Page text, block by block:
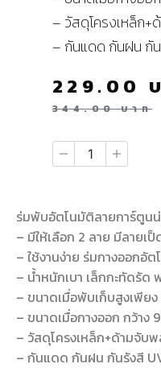
– วัสดุโครงเหล็ก
– กันแดด กันฝน กั
344.00บาท
229.00
ร่มพับอัตโนมัติลายการ์ตูน
– มีให้เลือก 2 ลาย มีลายเ
– ใช้งานง่าย ร่มกางออกอั
– น้ำหนักเบา เล็กกะทัดรัด
– ขนาดเมื่อพับเก็บสูงเพีย
– ขนาดเมื่อกางออก กว้าง
– วัสดุโครงเหล็ก+ด้ามจับ
– กันแดด กันฝน กันรังสี